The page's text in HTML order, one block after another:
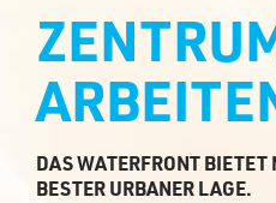
DAS WATERFRONT BIETET
BESTER URBANER LAGE.